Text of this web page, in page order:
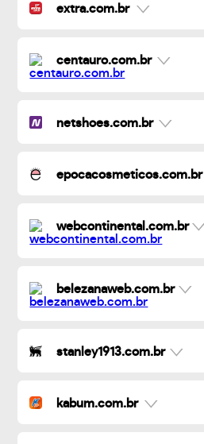
extra.com.br
centauro.com.br
netshoes.com.br
epocacosmeticos.com.br
webcontinental.com.br
belezanaweb.com.br
stanley1913.com.br
kabum.com.br